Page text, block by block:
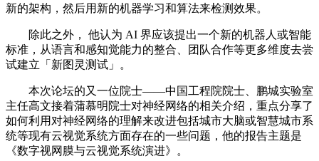
新的架构，然后用新的机器学习和算法来检测效果。
除此之外， 他认为 AI 界应该提出一个新的机器人或智能
标准，从语言和感知觉能力的整合、团队合作等更多维度去尝
试建立「新图灵测试」。
本次论坛的又一位院士——中国工程院院士、鹏城实验室
主任高文接着蒲慕明院士对神经网络的相关介绍，重点分享了
如何利用对神经网络的理解来改进包括城市大脑或智慧城市系
统等现有云视觉系统方面存在的一些问题，他的报告主题是
《数字视网膜与云视觉系统演进》。